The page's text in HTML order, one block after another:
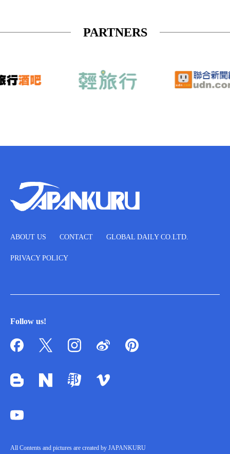
PARTNERS
ABOUT US CONTACT GLOBAL DAILY CO.LTD.
PRIVACY POLICY
Follow us!
All Contents and pictures are created by JAPANKURU